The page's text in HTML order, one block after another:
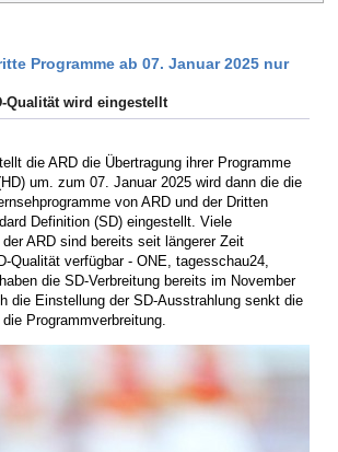
Programme ab 07. Januar 2025 nur
Qualität wird eingestellt
die ARD die Übertragung ihrer Programme
um. zum 07. Januar 2025 wird dann die die
von ARD und der Dritten
Definition (SD) eingestellt. Viele
der ARD sind bereits seit längerer Zeit
Qualität verfügbar - ONE, tagesschau24,
die SD-Verbreitung bereits im November
die Einstellung der SD-Ausstrahlung senkt die
Programmverbreitung.